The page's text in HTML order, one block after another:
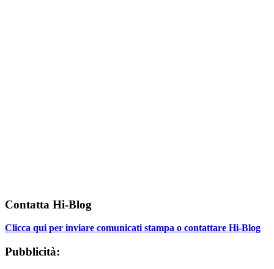
Contatta Hi-Blog
Clicca qui per inviare comunicati stampa o contattare Hi-Blog
Pubblicità: